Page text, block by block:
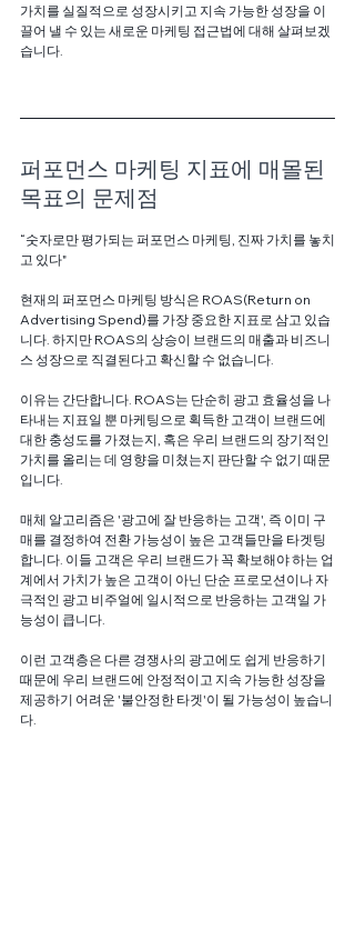
가치를 실질적으로 성장시키고 지속 가능한 성장을 이
끌어 낼 수 있는 새로운 마케팅 접근법에 대해 살펴보겠
습니다.
퍼포먼스 마케팅 지표에 매몰된
목표의 문제점
“숫자로만 평가되는 퍼포먼스 마케팅, 진짜 가치를 놓치
고 있다"
현재의 퍼포먼스 마케팅 방식은 ROAS(Return on
Advertising Spend)를 가장 중요한 지표로 삼고 있습
니다. 하지만 ROAS의 상승이 브랜드의 매출과 비즈니
스 성장으로 직결된다고 확신할 수 없습니다.
이유는 간단합니다. ROAS는 단순히 광고 효율성을 나
타내는 지표일 뿐 마케팅으로 획득한 고객이 브랜드에
대한 충성도를 가졌는지, 혹은 우리 브랜드의 장기적인
가치를 올리는 데 영향을 미쳤는지 판단할 수 없기 때문
입니다.
매체 알고리즘은 '광고에 잘 반응하는 고객', 즉 이미 구
매를 결정하여 전환 가능성이 높은 고객들만을 타겟팅
합니다. 이들 고객은 우리 브랜드가 꼭 확보해야 하는 업
계에서 가치가 높은 고객이 아닌 단순 프로모션이나 자
극적인 광고 비주얼에 일시적으로 반응하는 고객일 가
능성이 큽니다.
이런 고객층은 다른 경쟁사의 광고에도 쉽게 반응하기
때문에 우리 브랜드에 안정적이고 지속 가능한 성장을
제공하기 어려운 '불안정한 타겟'이 될 가능성이 높습니
다.